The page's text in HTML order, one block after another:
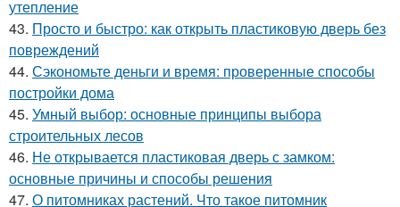
утепление
43. Просто и быстро: как открыть пластиковую дверь без
повреждений
44. Сэкономьте деньги и время: проверенные способы
постройки дома
45. Умный выбор: основные принципы выбора
строительных лесов
46. Не открывается пластиковая дверь с замком:
основные причины и способы решения
47. О питомниках растений. Что такое питомник